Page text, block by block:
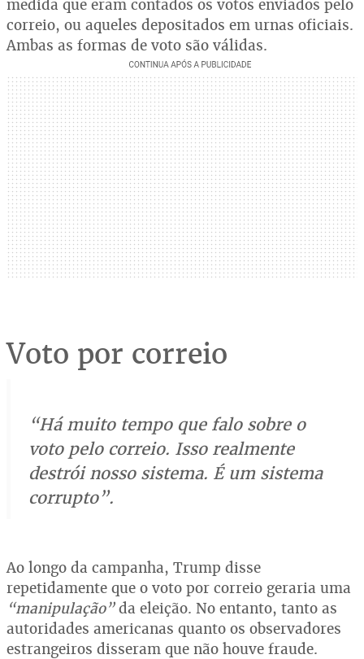
medida que eram contados os votos enviados pelo
correio, ou aqueles depositados em urnas oficiais.
Ambas as formas de voto são válidas.
Voto por correio
“Há muito tempo que falo sobre o
voto pelo correio. Isso realmente
destrói nosso sistema. É um sistema
corrupto”.
Ao longo da campanha, Trump disse
repetidamente que o voto por correio geraria uma
“manipulação”da eleição. No entanto, tanto as
autoridades americanas quanto os observadores
estrangeiros disseram que não houve fraude.